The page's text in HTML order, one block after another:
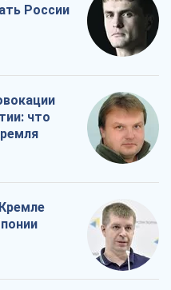
России
что